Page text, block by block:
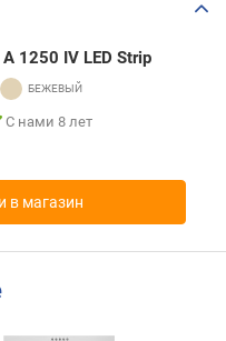
1250 IV LED Strip
С нами 8 лет
в магазин